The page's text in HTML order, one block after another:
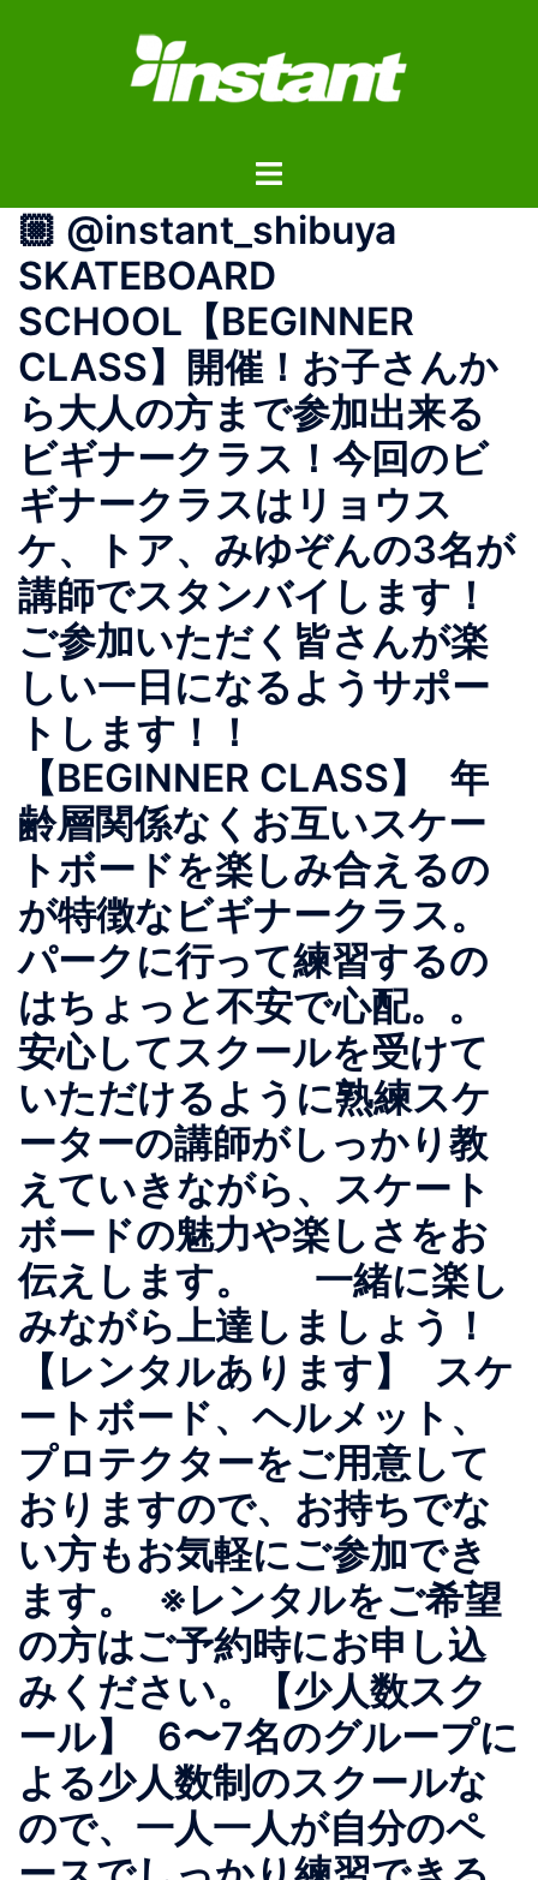
ス
ト
ル
メ
ニ
ュ
ー
🏼 @instant_shibuya
SKATEBOARD
SCHOOL【BEGINNER
CLASS】開催！お子さんか
ら大人の方まで参加出来る
ビギナークラス！今回のビ
ギナークラスはリョウス
ケ、トア、みゆぞんの3名が
講師でスタンバイします！
ご参加いただく皆さんが楽
しい一日になるようサポー
トします！！
【BEGINNER CLASS】 年
齢層関係なくお互いスケー
トボードを楽しみ合えるの
が特徴なビギナークラス。
パークに行って練習するの
はちょっと不安で心配。。
安心してスクールを受けて
いただけるように熟練スケ
ーターの講師がしっかり教
えていきながら、スケート
ボードの魅力や楽しさをお
伝えします。 一緒に楽し
みながら上達しましょう！
【レンタルあります】 スケ
ートボード、ヘルメット、
プロテクターをご用意して
おりますので、お持ちでな
い方もお気軽にご参加でき
ます。 ※レンタルをご希望
の方はご予約時にお申し込
みください。【少人数スク
ール】 6〜7名のグループに
よる少人数制のスクールな
ので、一人一人が自分のペ